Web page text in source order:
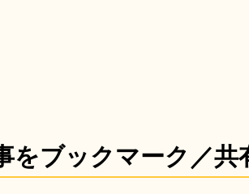
をブックマーク／共